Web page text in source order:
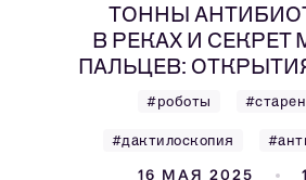
ТОННЫ
В РЕКАХ И
ПАЛЬЦЕВ:
#роботы
#дактилоскопия
16 МАЯ 2025